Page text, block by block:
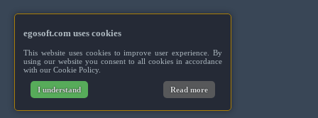
egosoft.com uses cookies
This website uses cookies to improve user experience. By
using our website you consent to all cookies in accordance
with our Cookie Policy.
I understand Read more